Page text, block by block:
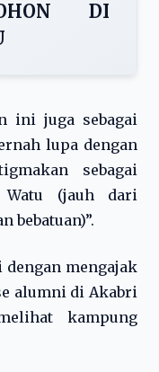
DI
ini juga sebagai
lupa dengan
sebagai
Watu (jauh dari
bebatuan)”.
mengajak
alumni di Akabri
kampung